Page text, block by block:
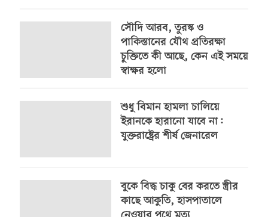
সৌদি আরব, তুরস্ক ও
পাকিস্তানের যৌথ প্রতিরক্ষা
চুক্তিতে কী আছে, কেন এই সময়ে
স্বাক্ষর হলো
শুধু বিমান হামলা চালিয়ে
ইরানকে হারানো যাবে না:
যুক্তরাষ্ট্রের শীর্ষ জেনারেল
বুকে বিদ্ধ চাকু বের করতে স্ত্রীর
কাছে আকুতি, হাসপাতালে